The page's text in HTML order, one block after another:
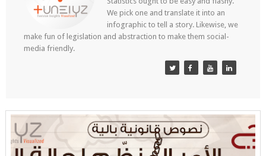
We pick one and translate it into an
infographic to tell a story. Likewise, we
make fun of legislation and abstraction to make them social-
media friendly.